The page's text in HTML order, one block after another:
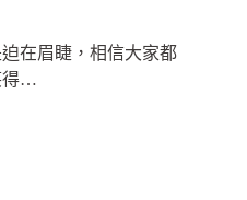
在眉睫，相信大家都
得…